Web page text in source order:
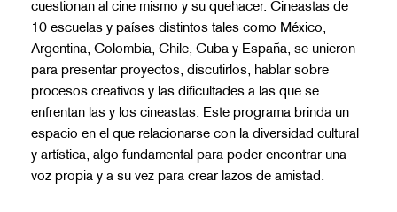
cuestionan al cine mismo y su quehacer. Cineastas de
10 escuelas y países distintos tales como México,
Argentina, Colombia, Chile, Cuba y España, se unieron
para presentar proyectos, discutirlos, hablar sobre
procesos creativos y las dificultades a las que se
enfrentan las y los cineastas. Este programa brinda un
espacio en el que relacionarse con la diversidad cultural
y artística, algo fundamental para poder encontrar una
voz propia y a su vez para crear lazos de amistad.